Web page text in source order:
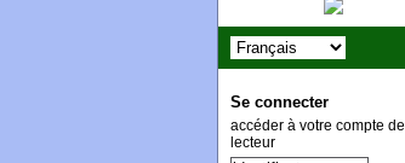
Se connecter
accéder à votre compte de
lecteur